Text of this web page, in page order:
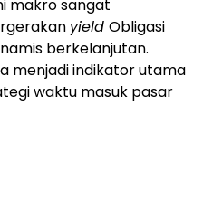
makro sangat
yield Obligasi
berkelanjutan.
menjadi indikator utama
waktu masuk pasar